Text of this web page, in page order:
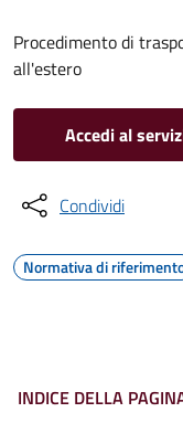
Procedimento di
all'estero
Accedi al
Condividi
Normativa di
INDICE DELLA